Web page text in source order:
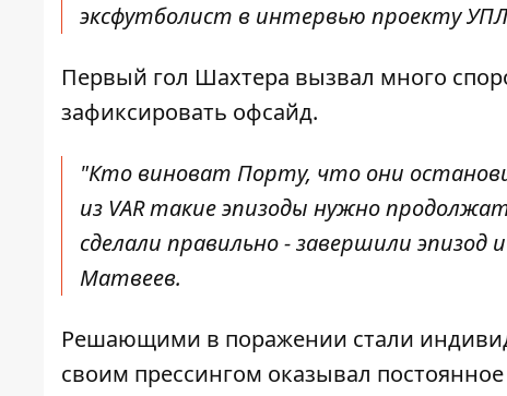
эксфутболист в интервью проекту
Первый гол Шахтера вызвал много
зафиксировать офсайд.
"Кто виноват Порту, что они
из VAR такие эпизоды нужно
сделали правильно - завершили эпизод
Матвеев.
Решающими в поражении стали
своим прессингом оказывал